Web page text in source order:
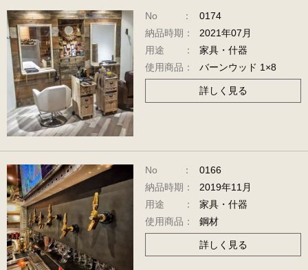
No ：
0174
納品時期：
2021年07月
用途 ：
家具・什器
使用商品：
バーンウッド 1×8
詳しく見る
No ：
0166
納品時期：
2019年11月
用途 ：
家具・什器
使用商品：
鋼材
詳しく見る